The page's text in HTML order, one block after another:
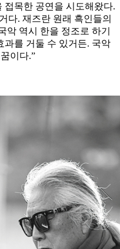
접목한 공연을 시도해왔다.
다. 재즈란 원래 흑인들의
악 역시 한을 정조로 하기
과를 거둘 수 있거든. 국악
이다.”